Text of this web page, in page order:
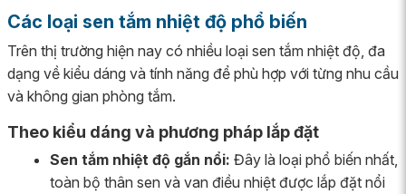
Các loại sen tắm nhiệt độ phổ biến
Trên thị trường hiện nay có nhiều loại sen tắm nhiệt độ, đa
dạng về kiểu dáng và tính năng để phù hợp với từng nhu cầu
và không gian phòng tắm.
Theo kiểu dáng và phương pháp lắp đặt
Sen tắm nhiệt độ gắn nổi: Đây là loại phổ biến nhất,
toàn bộ thân sen và van điều nhiệt được lắp đặt nổi